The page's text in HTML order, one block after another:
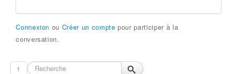
Connexion ou Créer un compte pour participer à la
conversation.
1